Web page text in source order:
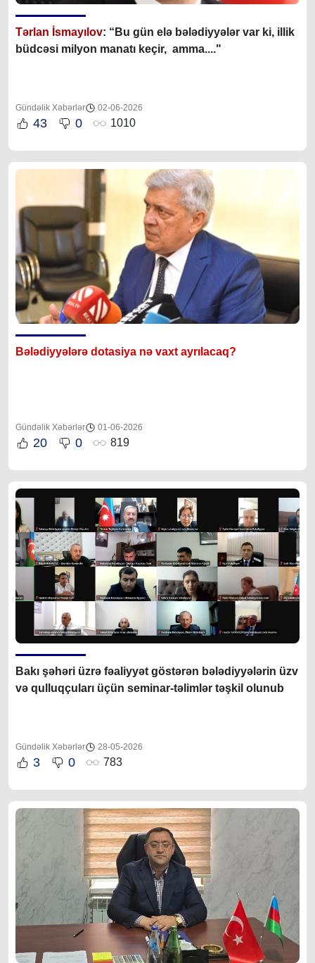
Tərlan İsmayılov: “Bu gün elə bələdiyyələr var ki, illik
büdcəsi milyon manatı keçir, amma...."
Gündəlik Xəbərlər 02-06-2026
43 0 1010
Bələdiyyələrə dotasiya nə vaxt ayrılacaq?
Gündəlik Xəbərlər 01-06-2026
20 0 819
Bakı şəhəri üzrə fəaliyyət göstərən bələdiyyələrin üzv
və qulluqçuları üçün seminar-təlimlər təşkil olunub
Gündəlik Xəbərlər 28-05-2026
3 0 783